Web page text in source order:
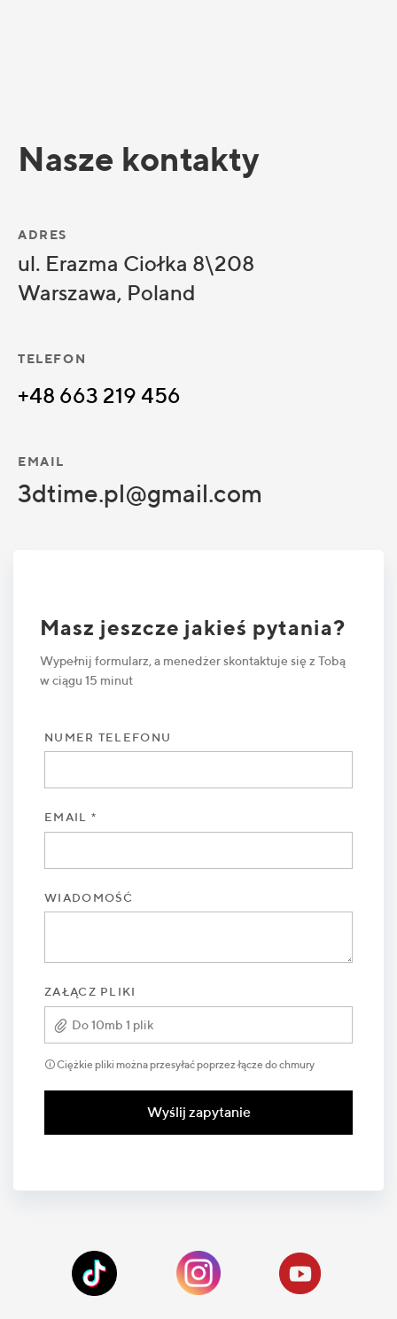
Nasze kontakty
ADRES
ul. Erazma Ciołka 8\208
Warszawa, Poland
TELEFON
+48 663 219 456
EMAIL
3dtime.pl@gmail.com
Masz jeszcze jakieś pytania?
Wypełnij formularz, a menedżer skontaktuje się z Tobą
w ciągu 15 minut
NUMER TELEFONU
EMAIL *
WIADOMOŚĆ
ZAŁĄCZ PLIKI
Do 10mb 1 plik
🛈 Ciężkie pliki można przesyłać poprzez łącze do chmury
Wyślij zapytanie